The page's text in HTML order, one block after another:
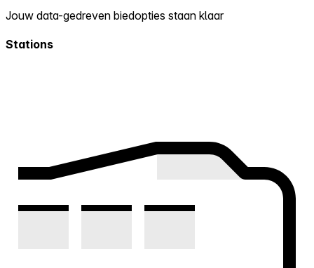
Jouw data-gedreven biedopties staan klaar
Stations